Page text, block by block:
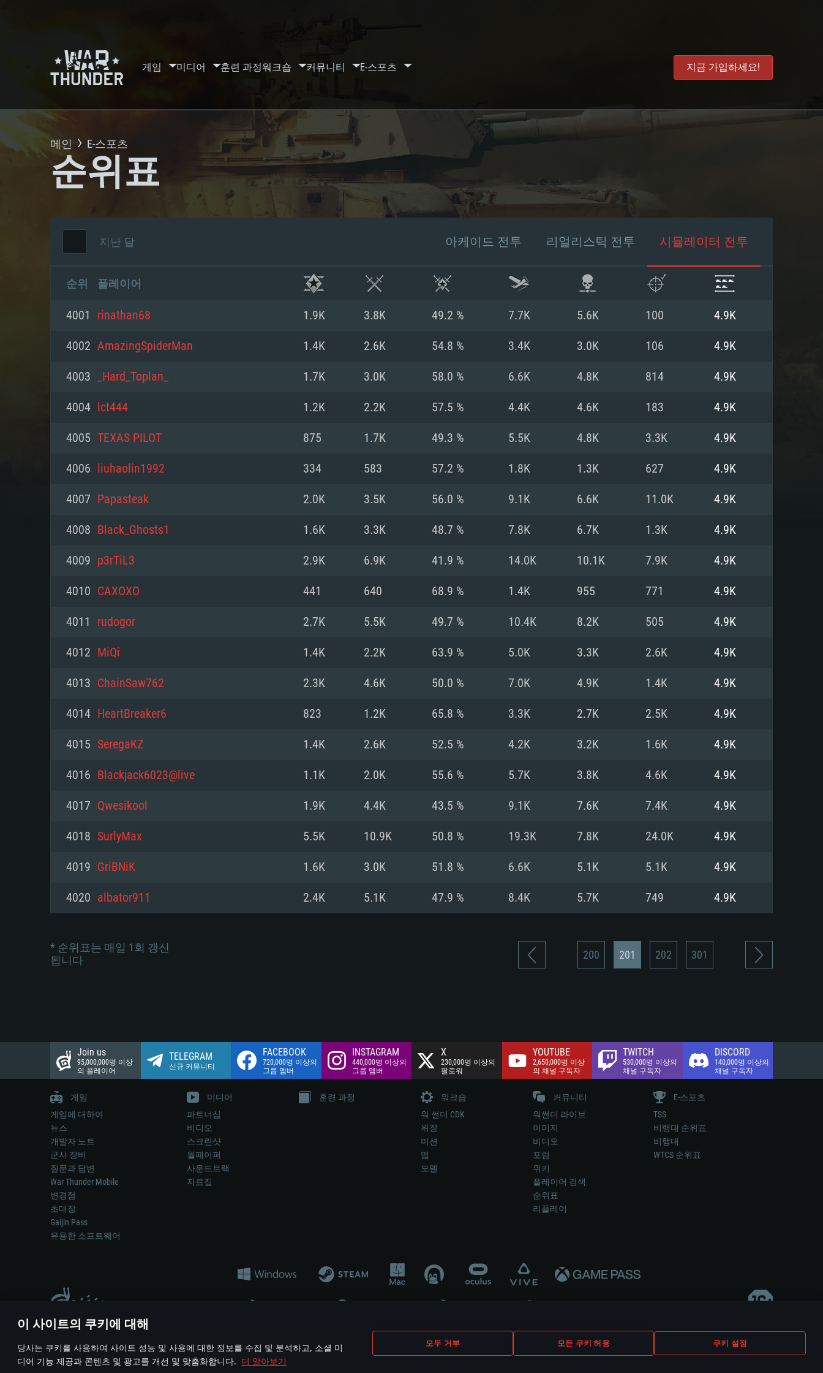
이 사이트의 쿠키에 대해
당사는 쿠키를 사용하여 사이트 성능 및 사용에 대한 정보를 수집 및 분석하고, 소셜 미
디어 기능 제공과 콘텐츠 및 광고를 개선 및 맞춤화합니다. 더 알아보기
모두 거부 모든 쿠키 허용 쿠키 설정
게임 미디어 훈련 과정워크숍 커뮤니티 E-스포츠 지금 가입하세요!
시스템 요구사항
Linux
최소사양
운영체제: Windows 10 (64 bit)
프로세서: 2.2 GHz 듀얼코어 이상
메모리: 4GB
그래픽 카드: DirectX 11 이상을 지원하는 AMD
해상도: 720p
네트워크: 브로드밴드 인터넷
여유 저장 공간: 22.1 GB (최소 클라이언트)
권장 사양
운영체제: Windows 10/11 (64 bit)
프로세서: Intel Core i5 또는 Ryzen 5 3600 이상
메모리: 16 GB 이상
그래픽 카드: DirectX 11 이상을 지원하는 Nvidia
최소사양
운영체제: Mac OS Big Sur 11.0
프로세서: 최소 2.2 GHz의 Core i5 (Intel Xeon 은 지
(Mac), 혹은 이와 비슷한 성능을 가지는 Mac 버전
의 AMD/Nvidia. 최소 해상도: 720p
네트워크: 브로드밴드 인터넷
여유 저장 공간: 22.1 GB (최소 클라이언트)
권장 사양
운영체제: Mac OS Big Sur 11.0
프로세서: Core i7 (Intel Xeon 은 지원하지 않습니
상
네트워크: 브로드밴드 인터넷
여유 저장 공간: 62.2 GB (전체 클라이언트)
최소사양
운영체제: 64bit Linux 중 최신 버전
프로세서: 2.4 GHz 듀얼코어
메모리: 4 GB
그래픽 카드: Vulkan 을 지원하고, 최신 그래픽 드라
와 동급의 성능을 가지며 최신 그래픽 드라이버를
지원하는 AMD (6개월 미만; 최소사양 지원 해상도
권장 사양
운영체제: Ubuntu 20.04 64bit
프로세서: Intel Core i7
메모리: 16 GB
그래픽 카드: Vulkan 을 지원하고, 최신 그래픽 드라
와 동급의 성능을 가지며 최신 그래픽 드라이버를
지원하는 AMD RX 570 (6개월 미만; 최소사양 지원
메인 E-스포츠
순위표
지난 달 아케이드 전투 리얼리스틱 전투 시뮬레이터 전투
순위 플레이어
4001 rinathan68 1.9K 3.8K 49.2 % 7.7K 5.6K 100 4.9K
4002 AmazingSpiderMan 1.4K 2.6K 54.8 % 3.4K 3.0K 106 4.9K
4003 _Hard_Toplan_ 1.7K 3.0K 58.0 % 6.6K 4.8K 814 4.9K
4004 lct444 1.2K 2.2K 57.5 % 4.4K 4.6K 183 4.9K
4005 TEXAS PILOT 875 1.7K 49.3 % 5.5K 4.8K 3.3K 4.9K
4006 liuhaolin1992 334 583 57.2 % 1.8K 1.3K 627 4.9K
4007 Papasteak 2.0K 3.5K 56.0 % 9.1K 6.6K 11.0K 4.9K
4008 Black_Ghosts1 1.6K 3.3K 48.7 % 7.8K 6.7K 1.3K 4.9K
4009 p3rTiL3 2.9K 6.9K 41.9 % 14.0K 10.1K 7.9K 4.9K
4010 CAXOXO 441 640 68.9 % 1.4K 955 771 4.9K
4011 rudogor 2.7K 5.5K 49.7 % 10.4K 8.2K 505 4.9K
4012 MiQi 1.4K 2.2K 63.9 % 5.0K 3.3K 2.6K 4.9K
4013 ChainSaw762 2.3K 4.6K 50.0 % 7.0K 4.9K 1.4K 4.9K
4014 HeartBreaker6 823 1.2K 65.8 % 3.3K 2.7K 2.5K 4.9K
4015 SeregaKZ 1.4K 2.6K 52.5 % 4.2K 3.2K 1.6K 4.9K
4016 Blackjack6023@live 1.1K 2.0K 55.6 % 5.7K 3.8K 4.6K 4.9K
4017 Qwesikool 1.9K 4.4K 43.5 % 9.1K 7.6K 7.4K 4.9K
4018 SurlyMax 5.5K 10.9K 50.8 % 19.3K 7.8K 24.0K 4.9K
4019 GriBNiK 1.6K 3.0K 51.8 % 6.6K 5.1K 5.1K 4.9K
4020 albator911 2.4K 5.1K 47.9 % 8.4K 5.7K 749 4.9K
* 순위표는 매일 1회 갱신
됩니다
200 201 202 301
Join us
95,000,000명 이상
의 플레이어
TELEGRAM
신규 커뮤니티
FACEBOOK
720,000명 이상의
그룹 멤버
INSTAGRAM
440,000명 이상의
그룹 멤버
X
230,000명 이상의
팔로워
YOUTUBE
2,650,000명 이상
의 채널 구독자
TWITCH
530,000명 이상의
채널 구독자
DISCORD
140,000명 이상의
채널 구독자
게임
게임에 대하여
뉴스
개발자 노트
군사 장비
질문과 답변
War Thunder Mobile
변경점
초대장
Gaijin Pass
유용한 소프트웨어
미디어
파트너십
비디오
스크린샷
월페이퍼
사운드트랙
자료집
훈련 과정
워크숍
워 썬더 CDK
위장
미션
맵
모델
커뮤니티
워썬더 라이브
이미지
비디오
포럼
위키
플레이어 검색
순위표
리플레이
E-스포츠
TSS
비행대 순위표
비행대
WTCS 순위표
게임 에서 어떠한 현실의 무기나 차량을 묘사하는 것은 무기 개발 업체나 장비 제조 업체가 게임 개발 후원 또는 홍보에 참여하지 않습니다..
© 2011—2026 Gaijin Games Kft. All trademarks, logos and brand names are the property of their respective owners.
이용 약관 이용 약관